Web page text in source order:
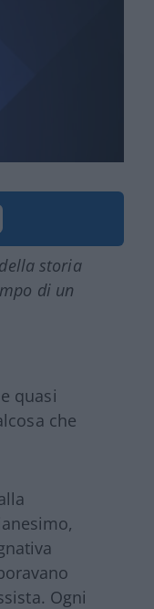
storia
di un
quasi
che
Ogni